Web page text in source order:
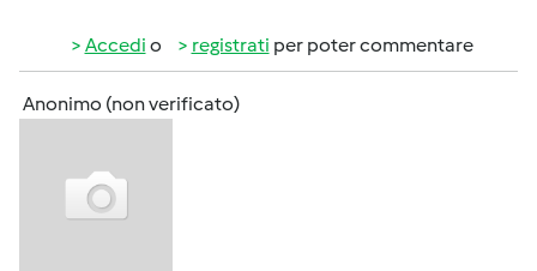
Accedi o registrati per poter commentare
Anonimo (non verificato)